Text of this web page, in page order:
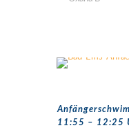
11:55 – 12:25